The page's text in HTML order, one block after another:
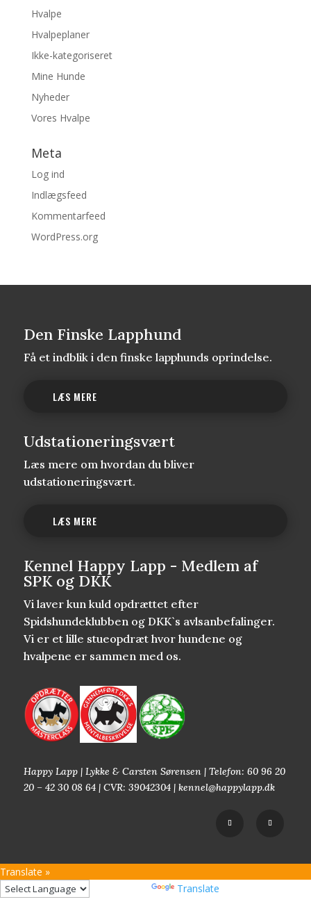
Hvalpe
Hvalpeplaner
Ikke-kategoriseret
Mine Hunde
Nyheder
Vores Hvalpe
Meta
Log ind
Indlægsfeed
Kommentarfeed
WordPress.org
Den Finske Lapphund
Få et indblik i den finske lapphunds oprindelse.
LÆS MERE
Udstationeringsvært
Læs mere om hvordan du bliver
udstationeringsvært.
LÆS MERE
Kennel Happy Lapp - Medlem af
SPK og DKK
Vi laver kun kuld opdrættet efter
Spidshundeklubben og DKK`s avlsanbefalinger.
Vi er et lille stueopdræt hvor hundene og
hvalpene er sammen med os.
Happy Lapp | Lykke & Carsten Sørensen | Telefon: 60 96 20
20 – 42 30 08 64 | CVR: 39042304 | kennel@happylapp.dk
Translate »
Translate